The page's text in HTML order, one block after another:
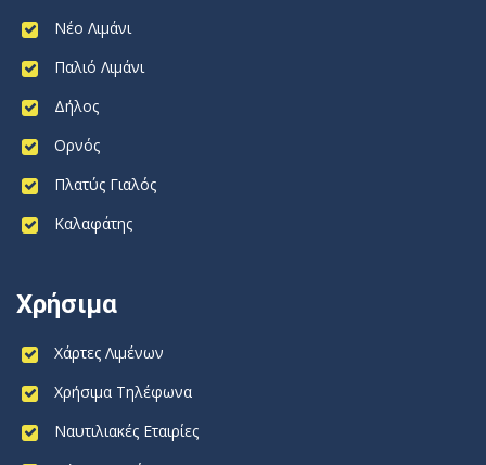
Νέο Λιμάνι
Παλιό Λιμάνι
Δήλος
Ορνός
Πλατύς Γιαλός
Καλαφάτης
Χρήσιμα
Χάρτες Λιμένων
Χρήσιμα Τηλέφωνα
Ναυτιλιακές Εταιρίες